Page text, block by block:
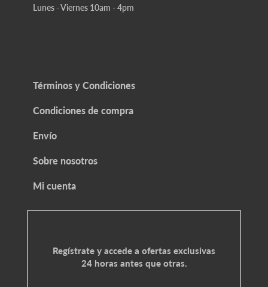
Lunes - Viernes 10am - 4pm
Términos y Condiciones
Condiciones de compra
Envío
Sobre nosotros
Mi cuenta
Regístrate y accede a ofertas exclusivas
24 horas antes que otras.